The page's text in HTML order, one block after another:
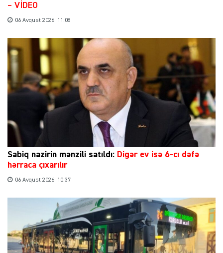
– VİDEO
06 Avqust 2026, 11:08
Sabiq nazirin mənzili satıldı: Digər ev isə 6-cı dəfə
hərraca çıxarılır
06 Avqust 2026, 10:37